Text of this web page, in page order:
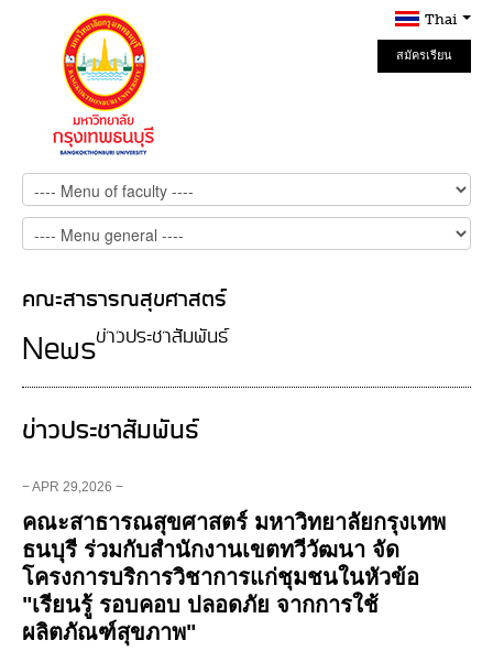
Thai
สมัครเรียน
Online
คณะสาธารณสุขศาสตร์
ข่าวประชาสัมพันธ์
News
ข่าวประชาสัมพันธ์
− APR 29,2026 −
คณะสาธารณสุขศาสตร์ มหาวิทยาลัยกรุงเทพ
ธนบุรี ร่วมกับสำนักงานเขตทวีวัฒนา จัด
โครงการบริการวิชาการแก่ชุมชนในหัวข้อ
"เรียนรู้ รอบคอบ ปลอดภัย จากการใช้
ผลิตภัณฑ์สุขภาพ"